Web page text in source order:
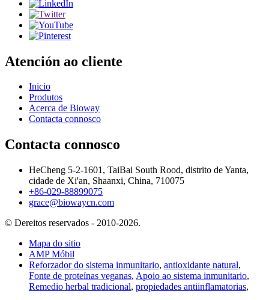
Atención ao cliente
Inicio
Produtos
Acerca de Bioway
Contacta connosco
Contacta connosco
HeCheng 5-2-1601, TaiBai South Rood, distrito de Yanta,
cidade de Xi'an, Shaanxi, China, 710075
+86-029-88899075
grace@biowaycn.com
© Dereitos reservados - 2010-2026.
Mapa do sitio
AMP Móbil
Reforzador do sistema inmunitario, antioxidante natural,
Fonte de proteínas veganas, Apoio ao sistema inmunitario,
Remedio herbal tradicional, propiedades antiinflamatorias,